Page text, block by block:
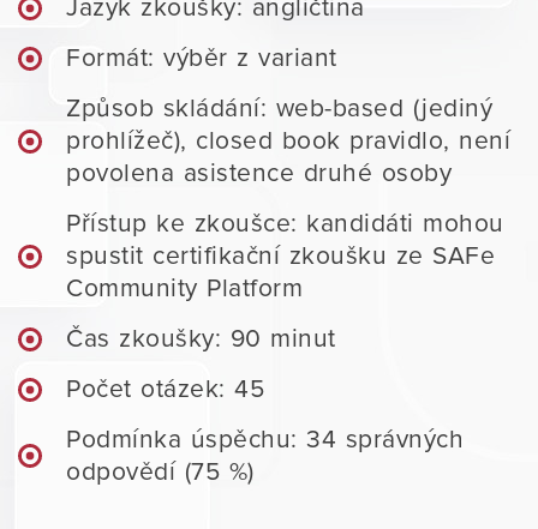
Jazyk zkoušky: angličtina
Formát: výběr z variant
Způsob skládání: web-based (jediný
prohlížeč), closed book pravidlo, není
povolena asistence druhé osoby
Přístup ke zkoušce: kandidáti mohou
spustit certifikační zkoušku ze SAFe
Community Platform
Čas zkoušky: 90 minut
Počet otázek: 45
Podmínka úspěchu: 34 správných
odpovědí (75 %)